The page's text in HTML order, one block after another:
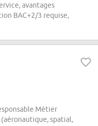
avantages
BAC+2/3 requise,
Métier
(aéronautique, spatial,